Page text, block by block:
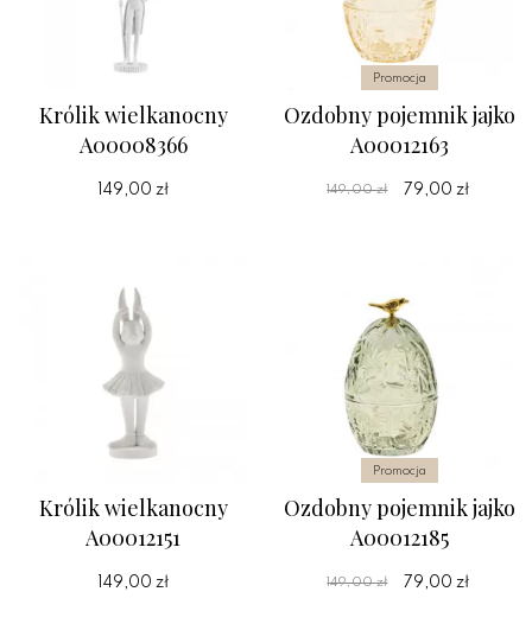
Królik wielkanocny
A00008366
149,00 zł
Ozdobny pojemnik jajko
A00012163
149,00 zł 79,00 zł
Promocja
Królik wielkanocny
A00012151
149,00 zł
Ozdobny pojemnik jajko
A00012185
149,00 zł 79,00 zł
Promocja